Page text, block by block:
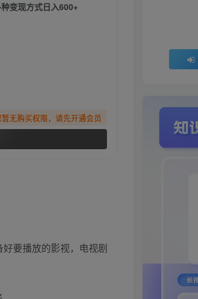
变现方式日入600+
暂无购买权限，请先开通会员
要播放的影视，电视剧